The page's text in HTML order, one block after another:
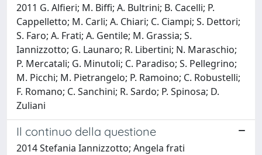
2011 G. Alfieri; M. Biffi; A. Bultrini; B. Cacelli; P.
Cappelletto; M. Carli; A. Chiari; C. Ciampi; S. Dettori;
S. Faro; A. Frati; A. Gentile; M. Grassia; S.
Iannizzotto; G. Launaro; R. Libertini; N. Maraschio;
P. Mercatali; G. Minutoli; C. Paradiso; S. Pellegrino;
M. Picchi; M. Pietrangelo; P. Ramoino; C. Robustelli;
F. Romano; C. Sanchini; R. Sardo; P. Spinosa; D.
Zuliani
Il continuo della questione
2014 Stefania Iannizzotto; Angela frati